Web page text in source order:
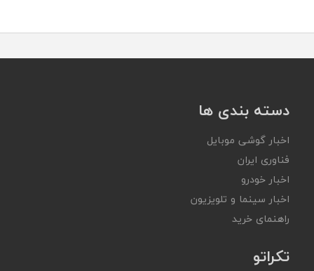
دسته بندی ها
اخبار گوشی موبایل
فناوری ایران
اخبار خودرو
اخبار سینما و تلویزیون
راهنمای خرید
تکراتو